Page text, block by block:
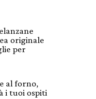
originale
per
al forno,
i tuoi ospiti